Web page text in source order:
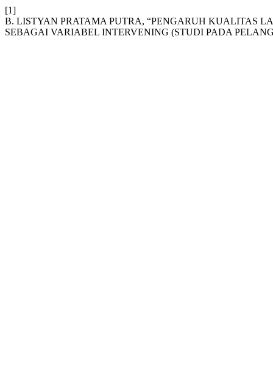
[1]
B. LISTYAN PRATAMA PUTRA, “PENGARUH KUALITAS
SEBAGAI VARIABEL INTERVENING (STUDI PADA